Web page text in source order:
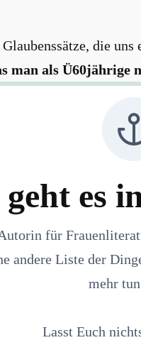
die
man als Ü60jährige
es
für
andere Liste der
mehr
Lasst Euch